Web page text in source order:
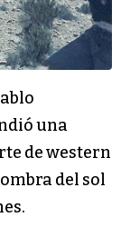
una
de western
del sol